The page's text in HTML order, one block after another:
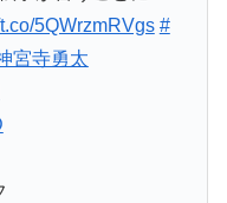
5QWrzmRVgs #
宮寺勇太